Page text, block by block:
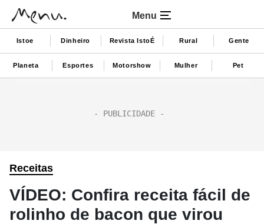
Menu
Istoe Dinheiro Revista IstoÉ Rural Gente
Planeta Esportes Motorshow Mulher Pet
Receitas
VÍDEO: Confira receita fácil de
rolinho de bacon que virou